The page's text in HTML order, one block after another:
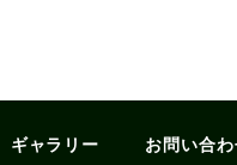
ギャラリー お問い合